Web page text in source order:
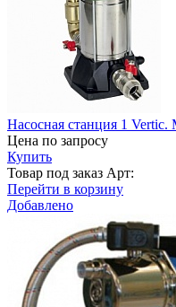
Насосная станция 1
Цена по запросу
Купить
Товар под заказ Арт:
Перейти в корзину
Добавлено